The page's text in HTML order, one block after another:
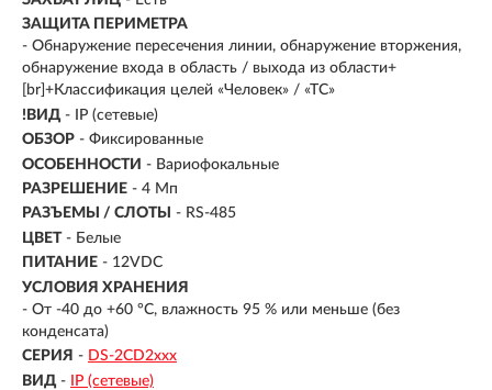
ЗАЩИТА ПЕРИМЕТРА
- Обнаружение пересечения линии, обнаружение вторжения,
обнаружение входа в область / выхода из области+
[br]+Классификация целей «Человек» / «ТС»
!ВИД - IP (сетевые)
ОБЗОР - Фиксированные
ОСОБЕННОСТИ - Вариофокальные
РАЗРЕШЕНИЕ - 4 Мп
РАЗЪЕМЫ / СЛОТЫ
- RS-485
ЦВЕТ - Белые
ПИТАНИЕ - 12VDC
УСЛОВИЯ ХРАНЕНИЯ
- От -40 до +60 °C, влажность 95 % или меньше (без
конденсата)
СЕРИЯ - DS-2CD2xxx
ВИД - IP (сетевые)